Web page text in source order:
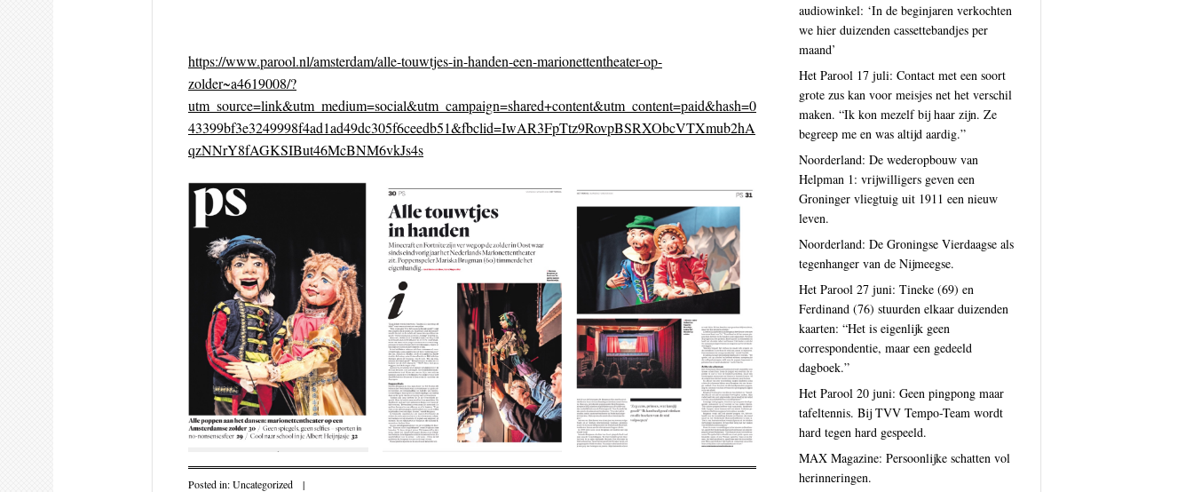
https://www.parool.nl/amsterdam/alle-touwtjes-in-handen-een-marionettentheater-op-
zolder~a4619008/?
utm_source=link&utm_medium=social&utm_campaign=shared+content&utm_content=paid&hash=0
43399bf3e3249998f4ad1ad49dc305f6ceedb51&fbclid=IwAR3FpTtz9RovpBSRXObcVTXmub2hA
qzNNrY8fAGKSIBut46McBNM6vkJs4s
Posted in:Uncategorized |
audiowinkel: ‘In de beginjaren verkochten
we hier duizenden cassettebandjes per
maand’
Het Parool 17 juli: Contact met een soort
grote zus kan voor meisjes net het verschil
maken. “Ik kon mezelf bij haar zijn. Ze
begreep me en was altijd aardig.”
Noorderland: De wederopbouw van
Helpman 1: vrijwilligers geven een
Groninger vliegtuig uit 1911 een nieuw
leven.
Noorderland: De Groningse Vierdaagse als
tegenhanger van de Nijmeegse.
Het Parool 27 juni: Tineke (69) en
Ferdinand (76) stuurden elkaar duizenden
kaarten: “Het is eigenlijk geen
correspondentie, maar een gedeeld
dagboek.”
Het Parool 20 juni: Geen pingpong maar
tafeltennis. Bij TVV Tempo-Team wordt
hard tegen hard gespeeld.
MAX Magazine: Persoonlijke schatten vol
herinneringen.